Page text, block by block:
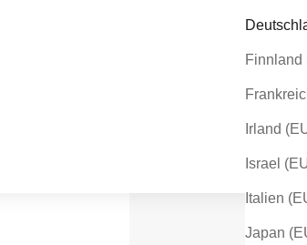
Finnland
Irland
Israel
Italien
Japan